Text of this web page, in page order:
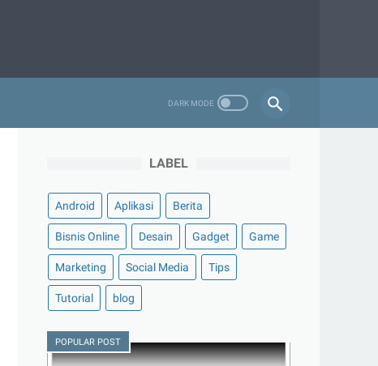
LABEL
Android Aplikasi Berita
Bisnis Online Desain Gadget Game
Marketing Social Media Tips
Tutorial blog
POPULAR POST